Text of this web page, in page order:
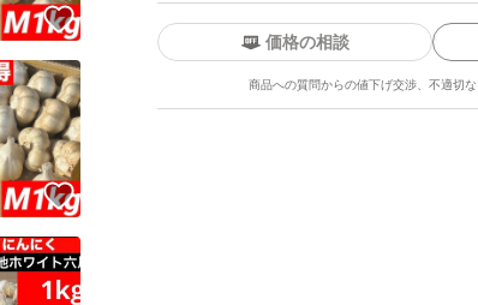
価格の相談
商品への質問からの値下げ交渉、不適切
いいね！
いいね！